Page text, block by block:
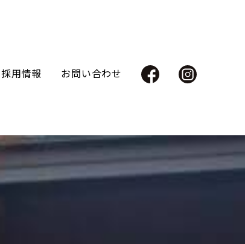
採用情報 お問い合わせ